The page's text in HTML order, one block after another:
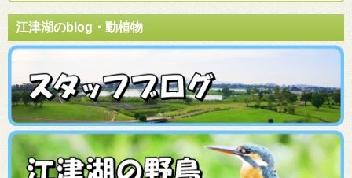
江津湖のblog・動植物